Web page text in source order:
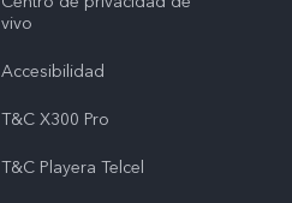
vivo
Accesibilidad
T&C X300 Pro
T&C Playera Telcel